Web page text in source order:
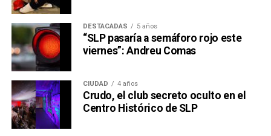
DESTACADAS 5 años
“SLP pasaría a semáforo rojo este
viernes”: Andreu Comas
CIUDAD 4 años
Crudo, el club secreto oculto en el
Centro Histórico de SLP